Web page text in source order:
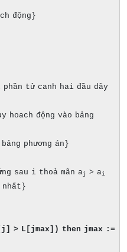
động}
phần tử canh hai đầu dãy
hoach động vào bảng
phương án}
sau i thoả mãn aj > ai
nhất}
then jmax :=